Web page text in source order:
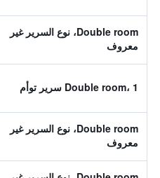
Double room، نوع السرير غير
معروف
Double room، 1 سرير توأم
Double room، نوع السرير غير
معروف